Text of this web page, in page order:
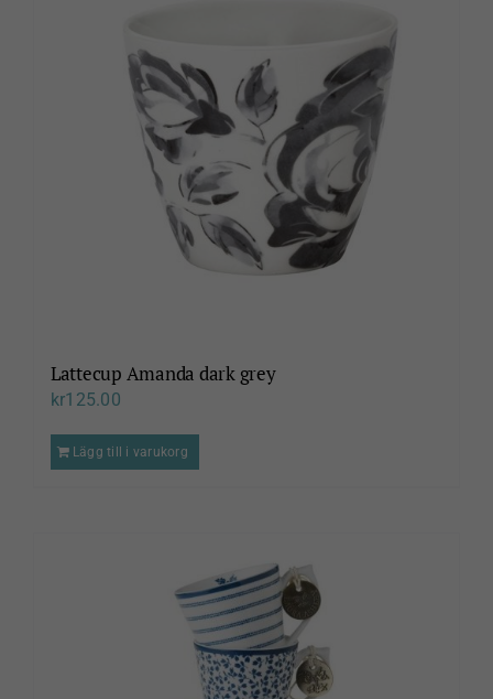
Lattecup Amanda dark grey
kr125.00
Lägg till i varukorg